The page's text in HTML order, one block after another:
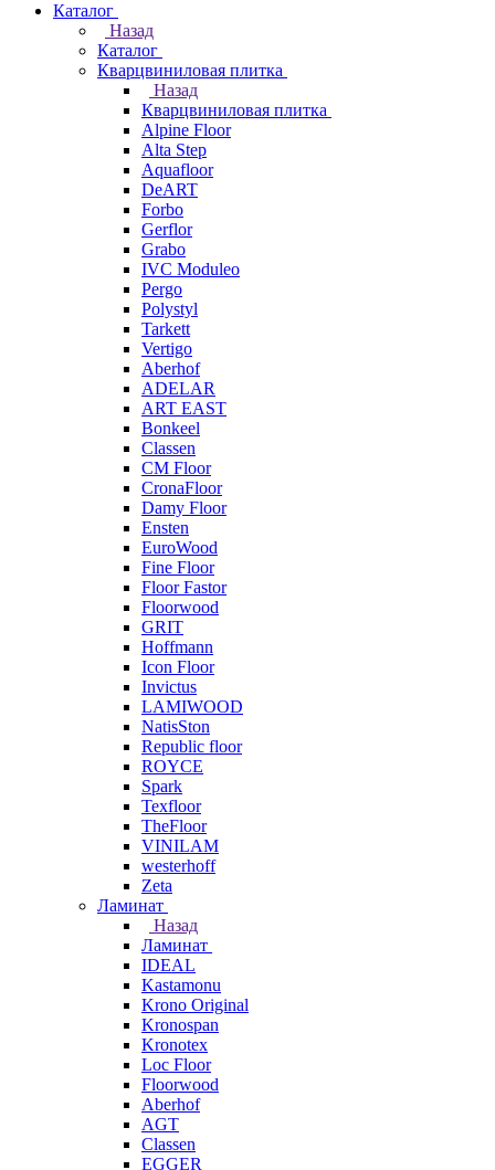
Каталог
Назад
Каталог
Кварцвиниловая плитка
Назад
Кварцвиниловая плитка
Alpine Floor
Alta Step
Aquafloor
DeART
Forbo
Gerflor
Grabo
IVC Moduleo
Pergo
Polystyl
Tarkett
Vertigo
Aberhof
ADELAR
ART EAST
Bonkeel
Classen
CM Floor
CronaFloor
Damy Floor
Ensten
EuroWood
Fine Floor
Floor Fastor
Floorwood
GRIT
Hoffmann
Icon Floor
Invictus
LAMIWOOD
NatisSton
Republic floor
ROYCE
Spark
Texfloor
TheFloor
VINILAM
westerhoff
Zeta
Ламинат
Назад
Ламинат
IDEAL
Kastamonu
Krono Original
Kronospan
Kronotex
Loc Floor
Floorwood
Aberhof
AGT
Classen
EGGER